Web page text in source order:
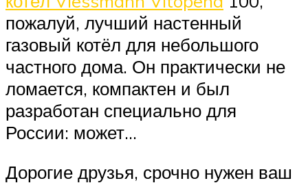
пожалуй, лучший настенный
газовый котёл для небольшого
частного дома. Он практически не
ломается, компактен и был
разработан специально для
России: может…
Дорогие друзья, срочно нужен ваш